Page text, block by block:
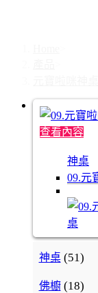
查看內容
神桌
09.元
神桌 (51)
佛櫥 (18)